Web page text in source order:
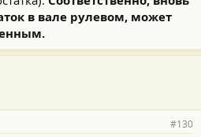
в вале рулевом, может
#130